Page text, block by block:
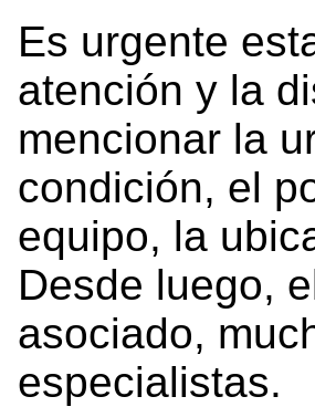
Es urgente
atención y la
mencionar la
condición, el
equipo, la
Desde luego,
asociado,
especialistas.